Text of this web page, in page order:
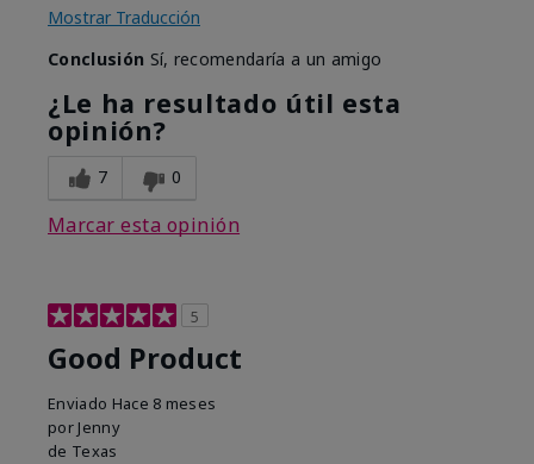
Mostrar Traducción
Conclusión Sí, recomendaría a un amigo
¿Le ha resultado útil esta
opinión?
7 0
Marcar esta opinión
5
Good Product
Enviado Hace 8 meses
por Jenny
de Texas